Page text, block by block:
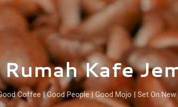
Langsung ke konten utama
Rumah Kafe
Coffee | Good People | Good Mojo | Set On